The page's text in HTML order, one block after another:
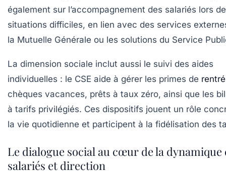
également sur l’accompagnement des salariés lors de
situations difficiles, en lien avec des services
la Mutuelle Générale ou les solutions du Service
La dimension sociale inclut aussi le suivi des aides
individuelles : le CSE aide à gérer les primes de
chèques vacances, prêts à taux zéro, ainsi que les
à tarifs privilégiés. Ces dispositifs jouent un rôle
la vie quotidienne et participent à la fidélisation des
Le dialogue social au cœur de la dynamique
salariés et direction